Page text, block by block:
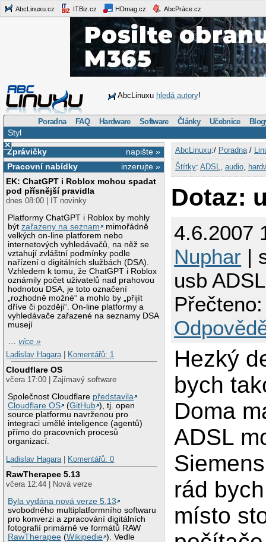
AbcLinuxu.cz ITBiz.cz HDmag.cz AbcPráce.cz
AbcLinuxu hledá autory!
Poradna FAQ Hardware Software Články Učebnice
Styl
×
napište »
Zprávičky
inzerujte »
Pracovní nabídky
EK: ChatGPT i Roblox mohou spadat
pod přísnější pravidla
dnes 08:00 | IT novinky
Platformy ChatGPT i Roblox by mohly
býtzařazeny na seznam
mimořádně
velkých on-line platforem nebo
internetových vyhledávačů, na něž se
vztahují zvláštní podmínky podle
nařízení o digitálních službách (DSA).
Vzhledem k tomu, že ChatGPT i Roblox
oznámily počet uživatelů nad prahovou
hodnotou DSA, je toto označení
„rozhodně možné“ a mohlo by „přijít
dříve či později“. On-line platformy a
vyhledávače zařazené na seznamy DSA
musejí
…více »
Ladislav Hagara
Komentářů: 1
Cloudflare OS
včera 17:00 | Zajímavý software
Společnost Cloudflare představila
Cloudflare OS
(GitHub ), tj. open
source platformu navrženou pro
integraci umělé inteligence (agentů)
přímo do pracovních procesů
organizací.
Ladislav Hagara
Komentářů: 0
RawTherapee 5.13
včera 12:44 | Nová verze
Byla vydána nová verze 5.13
svobodného multiplatformního softwaru
pro konverzi a zpracování digitálních
fotografií primárně ve formátů RAW
RawTherapee (Wikipedie ). Vedle
AbcLinuxu:/ Poradna/
Štítky: ADSL audio,
Dotaz:
4.6.2007
Nuphar |
usb ADSL
Hezký
bych
Doma
ADSL
rád
místo